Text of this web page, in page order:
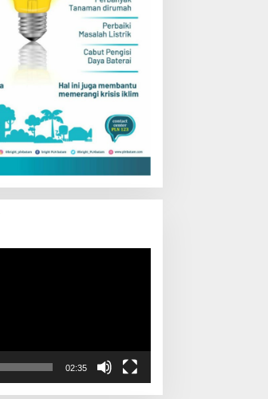
02:35